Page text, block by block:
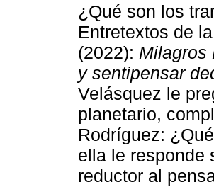
¿Qué son los
Entretextos de
(2022): Milagros
y sentipensar
Velásquez le
planetario,
Rodríguez:
ella le responde
reductor al